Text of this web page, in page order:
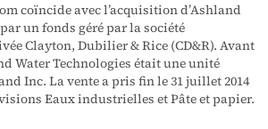
coïncide avec l’acquisition d’Ashland
un fonds géré par la société
Clayton, Dubilier & Rice (CD&R). Avant
Water Technologies était une unité
Inc. La vente a pris fin le 31 juillet 2014
Eaux industrielles et Pâte et papier.